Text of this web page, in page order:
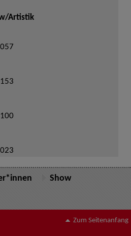
Artistik
Show
Zum Seitenanfang